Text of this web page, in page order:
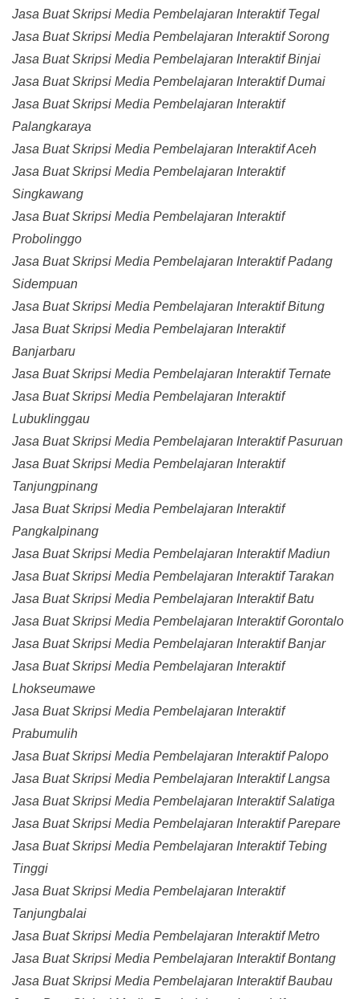
Jasa Buat Skripsi Media Pembelajaran Interaktif Tegal
Jasa Buat Skripsi Media Pembelajaran Interaktif Sorong
Jasa Buat Skripsi Media Pembelajaran Interaktif Binjai
Jasa Buat Skripsi Media Pembelajaran Interaktif Dumai
Jasa Buat Skripsi Media Pembelajaran Interaktif
Palangkaraya
Jasa Buat Skripsi Media Pembelajaran Interaktif Aceh
Jasa Buat Skripsi Media Pembelajaran Interaktif
Singkawang
Jasa Buat Skripsi Media Pembelajaran Interaktif
Probolinggo
Jasa Buat Skripsi Media Pembelajaran Interaktif Padang
Sidempuan
Jasa Buat Skripsi Media Pembelajaran Interaktif Bitung
Jasa Buat Skripsi Media Pembelajaran Interaktif
Banjarbaru
Jasa Buat Skripsi Media Pembelajaran Interaktif Ternate
Jasa Buat Skripsi Media Pembelajaran Interaktif
Lubuklinggau
Jasa Buat Skripsi Media Pembelajaran Interaktif Pasuruan
Jasa Buat Skripsi Media Pembelajaran Interaktif
Tanjungpinang
Jasa Buat Skripsi Media Pembelajaran Interaktif
Pangkalpinang
Jasa Buat Skripsi Media Pembelajaran Interaktif Madiun
Jasa Buat Skripsi Media Pembelajaran Interaktif Tarakan
Jasa Buat Skripsi Media Pembelajaran Interaktif Batu
Jasa Buat Skripsi Media Pembelajaran Interaktif Gorontalo
Jasa Buat Skripsi Media Pembelajaran Interaktif Banjar
Jasa Buat Skripsi Media Pembelajaran Interaktif
Lhokseumawe
Jasa Buat Skripsi Media Pembelajaran Interaktif
Prabumulih
Jasa Buat Skripsi Media Pembelajaran Interaktif Palopo
Jasa Buat Skripsi Media Pembelajaran Interaktif Langsa
Jasa Buat Skripsi Media Pembelajaran Interaktif Salatiga
Jasa Buat Skripsi Media Pembelajaran Interaktif Parepare
Jasa Buat Skripsi Media Pembelajaran Interaktif Tebing
Tinggi
Jasa Buat Skripsi Media Pembelajaran Interaktif
Tanjungbalai
Jasa Buat Skripsi Media Pembelajaran Interaktif Metro
Jasa Buat Skripsi Media Pembelajaran Interaktif Bontang
Jasa Buat Skripsi Media Pembelajaran Interaktif Baubau